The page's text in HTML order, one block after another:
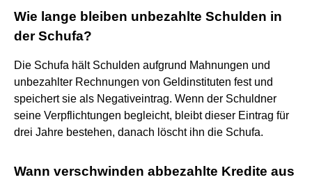
Wie lange bleiben unbezahlte Schulden in
der Schufa?
Die Schufa hält Schulden aufgrund Mahnungen und
unbezahlter Rechnungen von Geldinstituten fest und
speichert sie als Negativeintrag. Wenn der Schuldner
seine Verpflichtungen begleicht, bleibt dieser Eintrag für
drei Jahre bestehen, danach löscht ihn die Schufa.
Wann verschwinden abbezahlte Kredite aus